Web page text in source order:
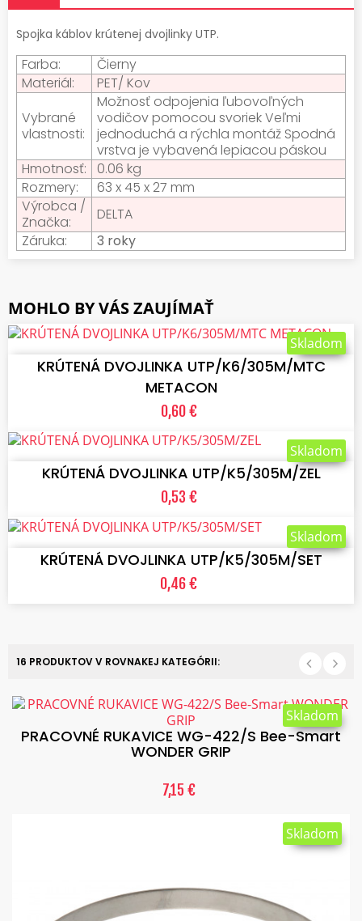
Spojka káblov krútenej dvojlinky UTP.
Farba:
Čierny
Materiál:
PET/ Kov
Vybrané
vlastnosti:
Možnosť odpojenia ľubovoľných
vodičov pomocou svoriek Veľmi
jednoduchá a rýchla montáž Spodná
vrstva je vybavená lepiacou páskou
Hmotnosť:
0.06 kg
Rozmery:
63 x 45 x 27 mm
Výrobca /
Značka:
DELTA
Záruka:
3 roky
MOHLO BY VÁS ZAUJÍMAŤ
VLOŽIŤ DO KOŠÍKA
KRÚTENÁ DVOJLINKA UTP/K6/305M/MTC
METACON
0,60 €
Skladom
VLOŽIŤ DO KOŠÍKA
KRÚTENÁ DVOJLINKA UTP/K5/305M/ZEL
0,53 €
Skladom
VLOŽIŤ DO KOŠÍKA
KRÚTENÁ DVOJLINKA UTP/K5/305M/SET
0,46 €
Skladom
16 PRODUKTOV V ROVNAKEJ KATEGÓRII:
PRACOVNÉ RUKAVICE WG-422/S Bee-Smart
WONDER GRIP
7,15 €
Skladom
Skladom